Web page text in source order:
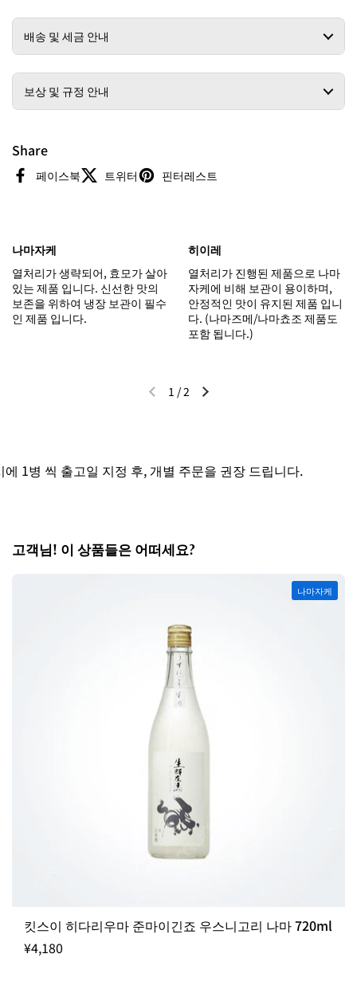
배송 및 세금 안내
보상 및 규정 안내
Share
페이스북 트위터 핀터레스트
나마자케
열처리가 생략되어, 효모가 살아
있는 제품 입니다. 신선한 맛의
보존을 위하여 냉장 보관이 필수
인 제품 입니다.
히이레
열처리가 진행된 제품으로 나마
자케에 비해 보관이 용이하며,
안정적인 맛이 유지된 제품 입니
다. (나마즈메/나마쵸조 제품도
포함 됩니다.)
이전 슬라이드다음 슬라이드
1 /2
씩 출고일 지정 후, 개별 주문을 권장 드립니다.
고객님! 이 상품들은 어떠세요?
킷스이 히다리우마 준마이긴죠 우스니고리 나마 720ml
¥4,180
나마자케